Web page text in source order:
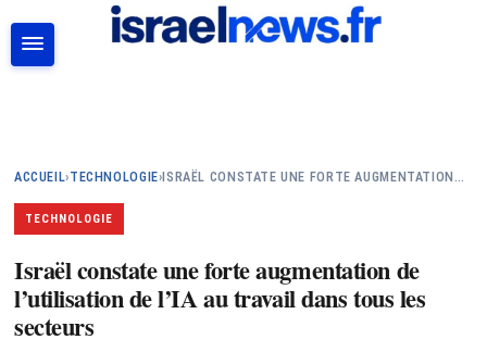
ACCUEIL›TECHNOLOGIE› ISRAËL CONSTATE UNE FORTE AUGMENTATION…
TECHNOLOGIE
Israël constate une forte augmentation de
l’utilisation de l’IA au travail dans tous les
secteurs